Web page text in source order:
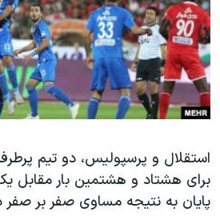
فرهنگ و زندگی
حقوق شهروندی
اقتصادی
علم و فناوری
گالری عکس
آرشیو پخش زنده
مستندها
انتخابات ریاست جمهوری آمریکا ۲۰۲۴
حمله جمهوری اسلامی به اسرائیل
رمز مهسا
اعتراضات زن، زندگی، آزادی
مجموعه مستندهای دادخواهی
دنبال کنید
زبانهای مختلف
استقلال و پرسپولیس، دو تیم
برای هشتاد و هشتمین بار مقابل
پایان به نتیجه مساوی صفر بر صفر